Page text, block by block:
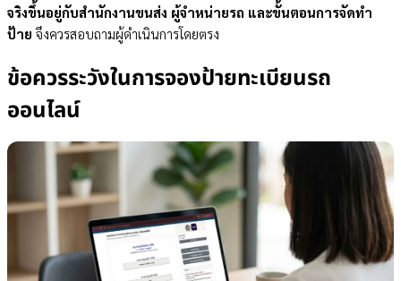
จริงขึ้นอยู่กับสำนักงานขนส่ง ผู้จำหน่ายรถ และขั้นตอนการจัดทำ
ป้าย จึงควรสอบถามผู้ดำเนินการโดยตรง
ข้อควรระวังในการจองป้ายทะเบียนรถ
ออนไลน์